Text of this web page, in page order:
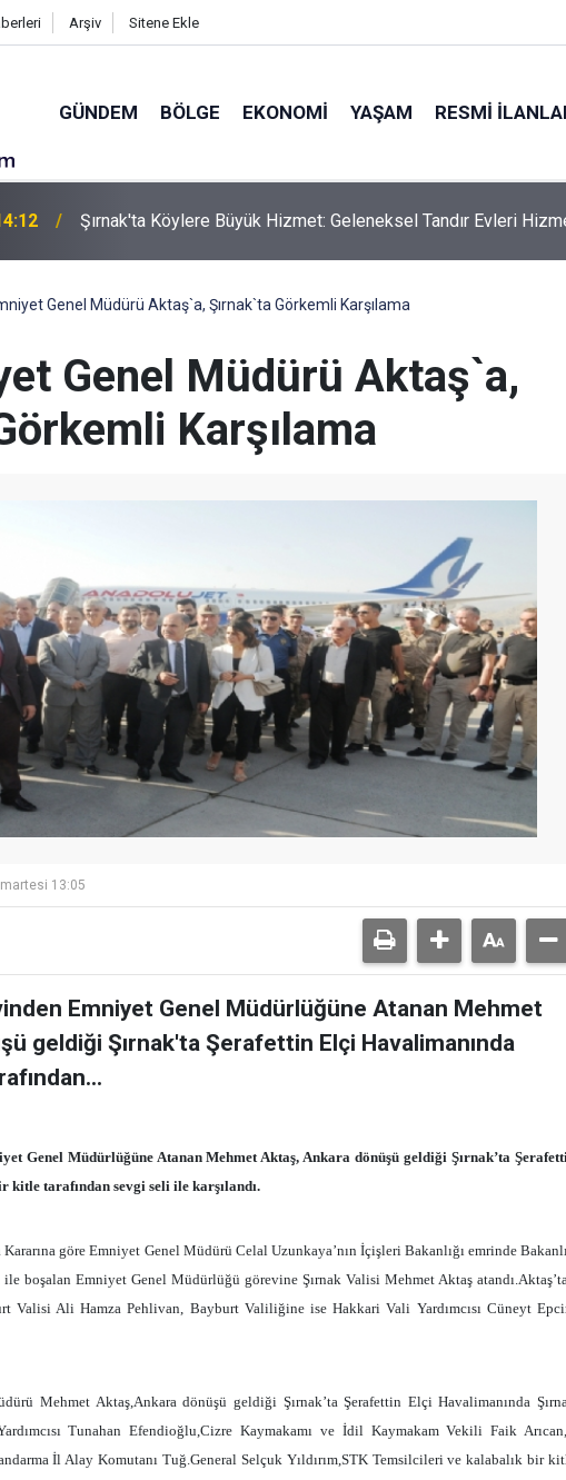
Arşiv Sitene Ekle
GÜNDEM BÖLGE EKONOMI YAŞAM RESMI
Şırnak'ta Köylere Büyük Hizmet: Geleneksel Tandır Evleri
Genel Müdürü Aktaş`a, Şırnak`ta Görkemli Karşılama
Genel Müdürü Aktaş`a,
Karşılama
13:05
Emniyet Genel Müdürlüğüne Atanan Mehmet
geldiği Şırnak'ta Şerafettin Elçi Havalimanında
Genel Müdürlüğüne Atanan Mehmet Aktaş, Ankara dönüşü geldiği Şırnak’ta
tarafından sevgi seli ile karşılandı.
Kararına göre Emniyet Genel Müdürü Celal Uzunkaya’nın İçişleri Bakanlığı emrinde
boşalan Emniyet Genel Müdürlüğü görevine Şırnak Valisi Mehmet Aktaş
Valisi Ali Hamza Pehlivan, Bayburt Valiliğine ise Hakkari Vali Yardımcısı Cüneyt
Mehmet Aktaş,Ankara dönüşü geldiği Şırnak’ta Şerafettin Elçi Havalimanında
Tunahan Efendioğlu,Cizre Kaymakamı ve İdil Kaymakam Vekili Faik
İl Alay Komutanı Tuğ.General Selçuk Yıldırım,STK Temsilcileri ve kalabalık bir